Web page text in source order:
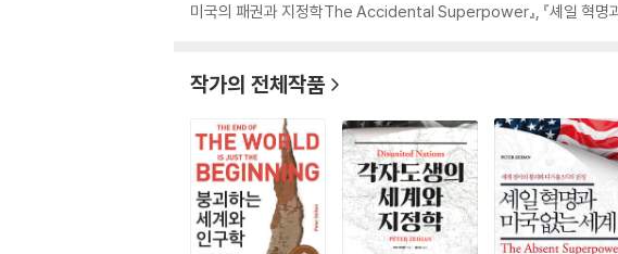
미국의 패권과 지정학The Accidental Superpower』, 『셰일 혁
작가의 전체작품